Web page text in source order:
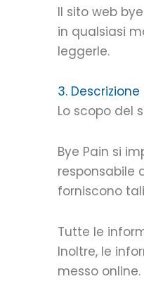
Il sito web
in qualsiasi
leggerle.
3.
Lo scopo del
Bye Pain si
responsabile
forniscono
Tutte le
Inoltre, le
messo online.